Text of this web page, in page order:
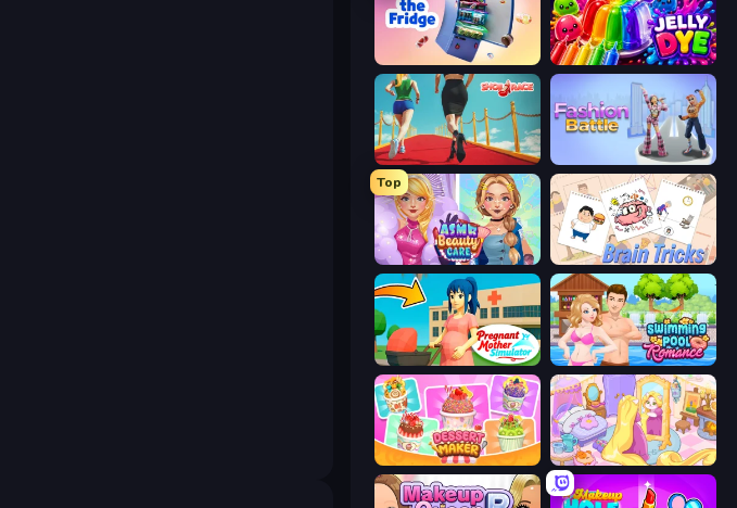
Fill The Fridge Jelly Dye
Shoe Race Fashion Battle
Top
ASMR Beauty Care Brain Tricks: Brain Games
Pregnant Mother Simulator Swimming Pool Romance
Dessert Maker Fairy Room - Decor Game